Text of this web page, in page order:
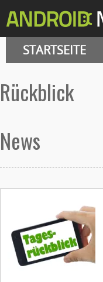
STARTSEITE
rückblick
News